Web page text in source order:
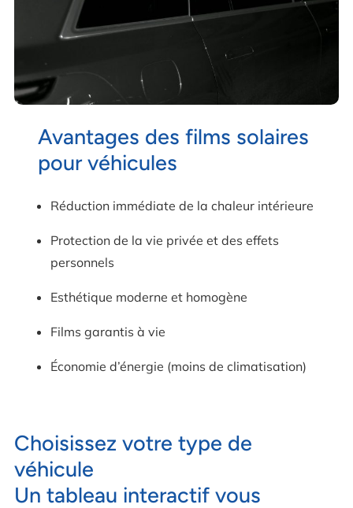
Avantages des films solaires
pour véhicules
Réduction immédiate de la chaleur intérieure
Protection de la vie privée et des effets
personnels
Esthétique moderne et homogène
Films garantis à vie
Économie d’énergie (moins de climatisation)
Choisissez votre type de
véhicule
Un tableau interactif vous